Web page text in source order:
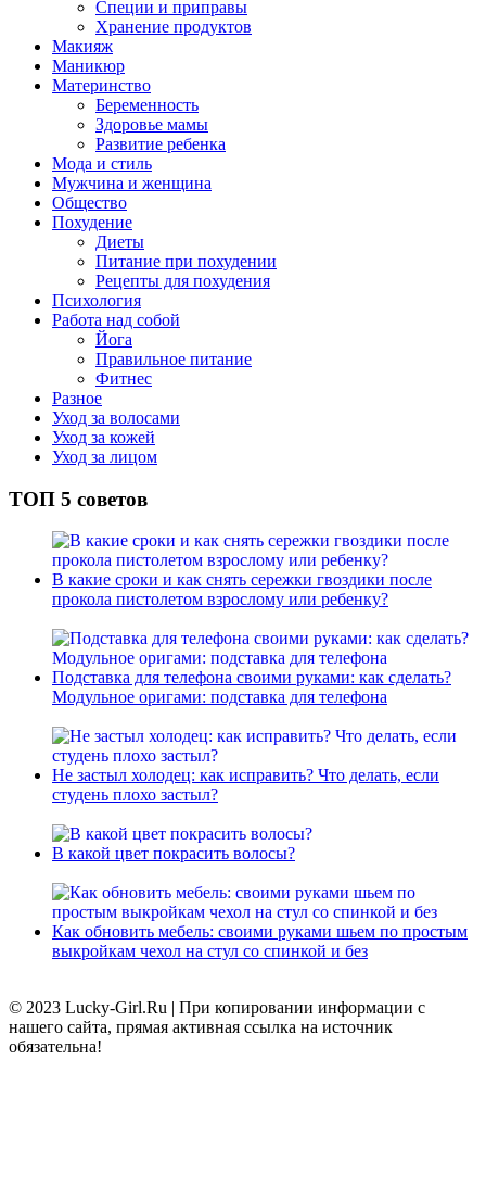
Специи и приправы
Хранение продуктов
Макияж
Маникюр
Материнство
Беременность
Здоровье мамы
Развитие ребенка
Мода и стиль
Мужчина и женщина
Общество
Похудение
Диеты
Питание при похудении
Рецепты для похудения
Психология
Работа над собой
Йога
Правильное питание
Фитнес
Разное
Уход за волосами
Уход за кожей
Уход за лицом
ТОП 5 советов
В какие сроки и как снять сережки гвоздики после
прокола пистолетом взрослому или ребенку?
Подставка для телефона своими руками: как сделать?
Модульное оригами: подставка для телефона
Не застыл холодец: как исправить? Что делать, если
студень плохо застыл?
В какой цвет покрасить волосы?
Как обновить мебель: своими руками шьем по простым
выкройкам чехол на стул со спинкой и без
© 2023 Lucky-Girl.Ru | При копировании информации с
нашего сайта, прямая активная ссылка на источник
обязательна!